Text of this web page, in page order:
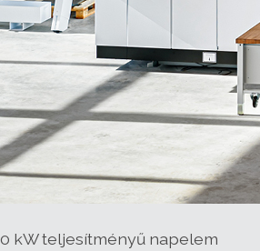
kW teljesítményű napelem